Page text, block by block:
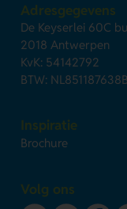
Adresgegevens
De Keyserlei 60C
2018 Antwerpen
KvK: 54142792
BTW:
Inspiratie
Brochure
Volg ons